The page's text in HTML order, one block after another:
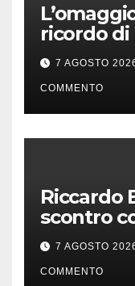
ricordo di
Milo
7 AGOSTO
COMMENTO
Riccardo
scontro
7 AGOSTO
COMMENTO